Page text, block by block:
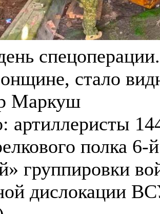
стало
Маркуш
артиллеристы
полка 6-
группировки
дислокации